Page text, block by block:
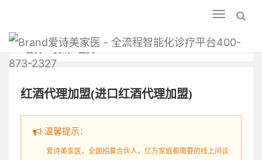
Toggle
navigation
爱诗美家医 - 全流程智能化诊疗平台400-
873-2327
首页 资讯 正文
红酒代理加盟(进口红酒代理加盟)
温馨提示：
爱诗美家医，全国招募合伙人。亿万家庭都需要的线上问诊